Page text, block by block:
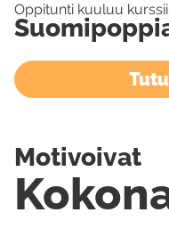
Oppitunti kuuluu
Motivoivat